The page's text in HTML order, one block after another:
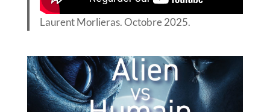
Laurent Morlieras. Octobre 2025.